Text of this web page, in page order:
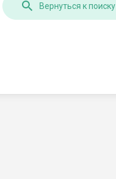
Вернуться к поиску